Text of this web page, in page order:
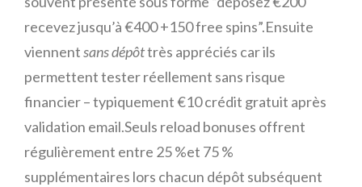
recevez jusqu’à €400 +150 free spins”.Ensuite
viennentsans dépôttrès appréciés car ils
permettent tester réellement sans risque
financier – typiquement €10 crédit gratuit après
validation email.Seuls reload bonuses offrent
régulièrement entre 25 %et 75 %
supplémentaires lors chacun dépôt subséquent